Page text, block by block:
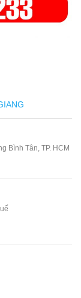
Bình Tân, TP. HCM